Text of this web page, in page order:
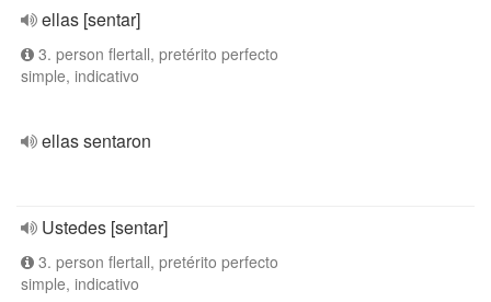
ellas [sentar]
3. person flertall, pretérito perfecto
simple, indicativo
ellas sentaron
Ustedes [sentar]
3. person flertall, pretérito perfecto
simple, indicativo